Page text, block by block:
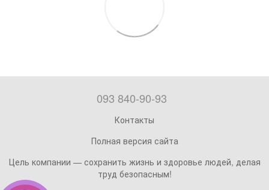
093 840-90-93
Контакты
Полная версия сайта
Цель компании — сохранить жизнь и здоровье людей, делая
труд безопасным!